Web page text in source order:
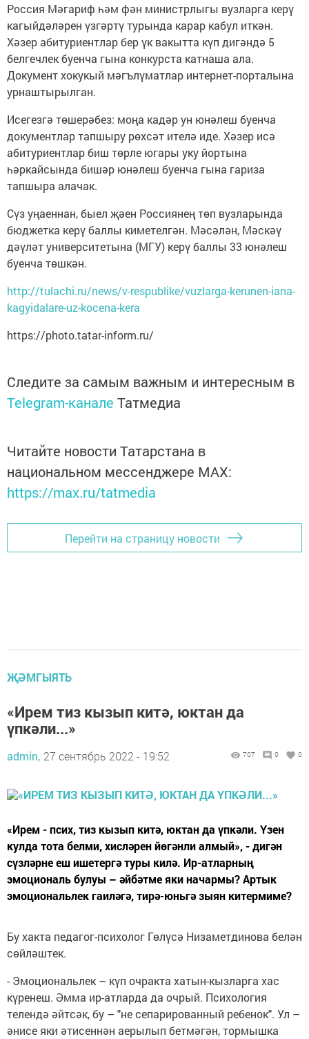
Россия Мәгариф һәм фән министрлыгы вузларга керү
кагыйдәләрен үзгәртү турында карар кабул иткән.
Хәзер абитуриентлар бер үк вакытта күп дигәндә 5
белгечлек буенча гына конкурста катнаша ала.
Документ хокукый мәгълүматлар интернет-порталына
урнаштырылган.
Исегезгә төшерәбез: моңа кадәр ун юнәлеш буенча
документлар тапшыру рөхсәт ителә иде. Хәзер исә
абитуриентлар биш төрле югары уку йортына
һәркайсында бишәр юнәлеш буенча гына гариза
тапшыра алачак.
Сүз уңаеннан, быел җәен Россиянең төп вузларында
бюджетка керү баллы киметелгән. Мәсәлән, Мәскәү
дәүләт университетына (МГУ) керү баллы 33 юнәлеш
буенча төшкән.
http://tulachi.ru/news/v-respublike/vuzlarga-kerunen-iana-
kagyidalare-uz-kocena-kera
https://photo.tatar-inform.ru/
Следите за самым важным и интересным в
Telegram-канале Татмедиа
Читайте новости Татарстана в
национальном мессенджере MАХ:
https://max.ru/tatmedia
Перейти на страницу новости
ҖӘМГЫЯТЬ
«Ирем тиз кызып китә, юктан да
үпкәли...»
admin, 27 сентябрь 2022 - 19:52 707 0 0
«Ирем - псих, тиз кызып китә, юктан да үпкәли. Үзен
кулда тота белми, хисләрен йөгәнли алмый», - дигән
сүзләрне еш ишетергә туры килә. Ир-атларның
эмоциональ булуы – әйбәтме яки начармы? Артык
эмоциональлек гаиләгә, тирә-юньгә зыян китермиме?
Бу хакта педагог-психолог Гөлүсә Низаметдинова белән
сөйләштек.
- Эмоциональлек – күп очракта хатын-кызларга хас
күренеш. Әмма ир-атларда да очрый. Психология
телендә әйтсәк, бу – "не сепарированный ребенок". Ул –
әнисе яки әтисеннән аерылып бетмәгән, тормышка